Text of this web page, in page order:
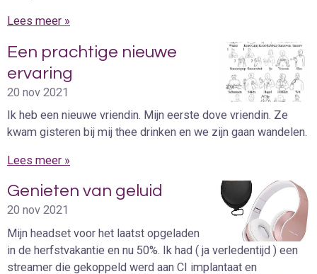
Lees meer »
Een prachtige nieuwe
ervaring
20 nov 2021
Ik heb een nieuwe vriendin. Mijn eerste dove vriendin. Ze
kwam gisteren bij mij thee drinken en we zijn gaan wandelen.
Lees meer »
Genieten van geluid
20 nov 2021
Mijn headset voor het laatst opgeladen
in de herfstvakantie en nu 50%. Ik had ( ja verledentijd ) een
streamer die gekoppeld werd aan CI implantaat en